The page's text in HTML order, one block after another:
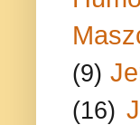
(9)
(16)